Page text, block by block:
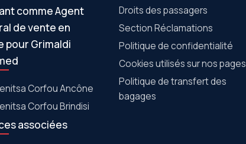
comme Agent
de vente en
pour Grimaldi
Corfou Ancône
Corfou Brindisi
associées
Droits des passagers
Section Réclamations
Politique de confidentialité
Cookies utilisés sur nos pages
Politique de transfert des
bagages